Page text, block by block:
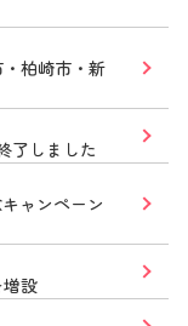
・柏崎市・新
了しました
ャンペーン
設